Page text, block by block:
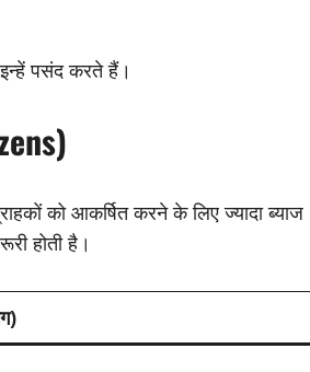
पसंद करते हैं।
को आकर्षित करने के लिए ज्यादा ब्याज
होती है।